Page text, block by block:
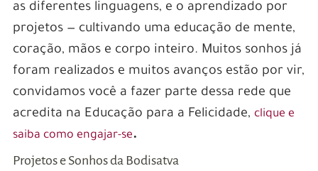
as diferentes linguagens, e o aprendizado por
projetos — cultivando uma educação de mente,
coração, mãos e corpo inteiro. Muitos sonhos já
foram realizados e muitos avanços estão por vir,
convidamos você a fazer parte dessa rede que
acredita na Educação para a Felicidade, clique e
saiba como engajar-se.
Projetos e Sonhos da Bodisatva